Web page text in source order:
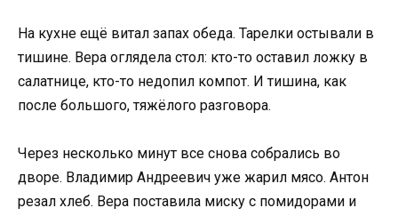
На кухне ещё витал запах обеда. Тарелки остывали в
тишине. Вера оглядела стол: кто-то оставил ложку в
салатнице, кто-то недопил компот. И тишина, как
после большого, тяжёлого разговора.
Через несколько минут все снова собрались во
дворе. Владимир Андреевич уже жарил мясо. Антон
резал хлеб. Вера поставила миску с помидорами и